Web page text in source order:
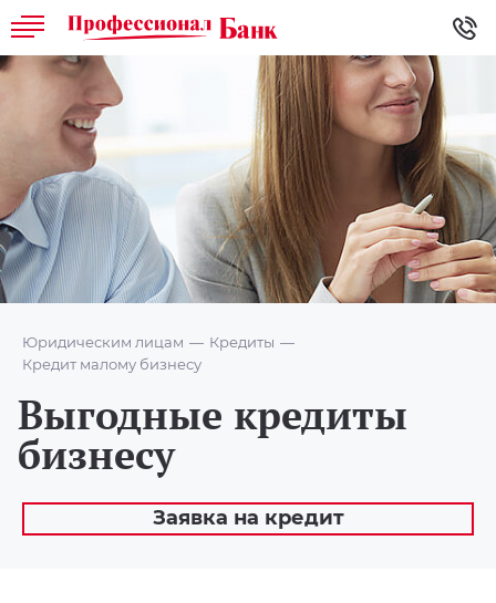
Юридическим лицам
Кредиты
Кредит малому бизнесу
Выгодные кредиты
бизнесу
Заявка на кредит